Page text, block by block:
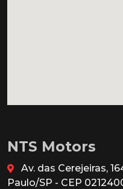
NTS Motors
Av. das Cerejeiras,
Paulo/SP - CEP